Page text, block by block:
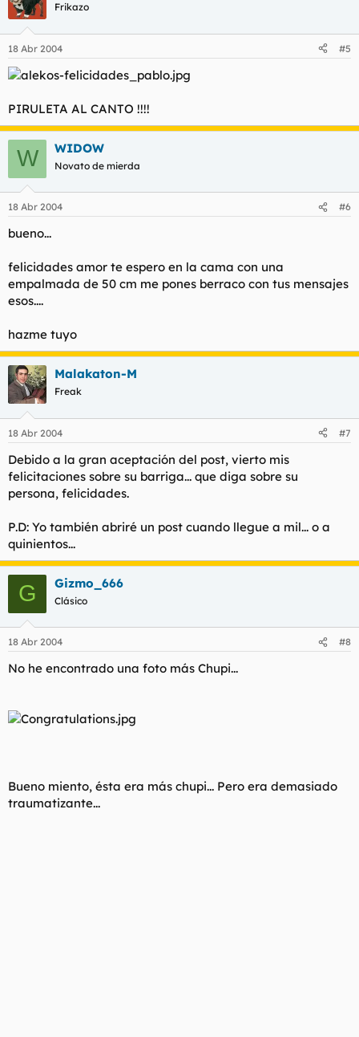
Frikazo
18 Abr 2004 #5
PIRULETA AL CANTO !!!!
W WIDOW
Novato de mierda
18 Abr 2004 #6
bueno...
felicidades amor te espero en la cama con una
empalmada de 50 cm me pones berraco con tus mensajes
esos....
hazme tuyo
Malakaton-M
Freak
18 Abr 2004 #7
Debido a la gran aceptación del post, vierto mis
felicitaciones sobre su barriga... que diga sobre su
persona, felicidades.
P.D: Yo también abriré un post cuando llegue a mil... o a
quinientos...
G Gizmo_666
Clásico
18 Abr 2004 #8
No he encontrado una foto más Chupi...
Bueno miento, ésta era más chupi... Pero era demasiado
traumatizante...